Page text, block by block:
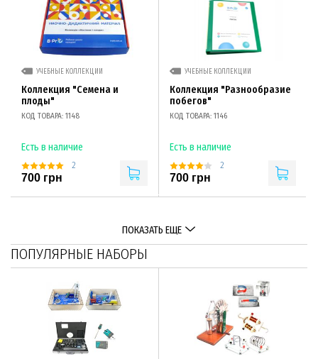
УЧЕБНЫЕ КОЛЛЕКЦИИ
Коллекция "Семена и
плоды"
КОД ТОВАРА: 1148
Есть в наличие
2
700 грн
УЧЕБНЫЕ КОЛЛЕКЦИИ
Коллекция "Разнообразие
побегов"
КОД ТОВАРА: 1146
Есть в наличие
2
700 грн
ПОКАЗАТЬ ЕЩЕ
ПОПУЛЯРНЫЕ НАБОРЫ